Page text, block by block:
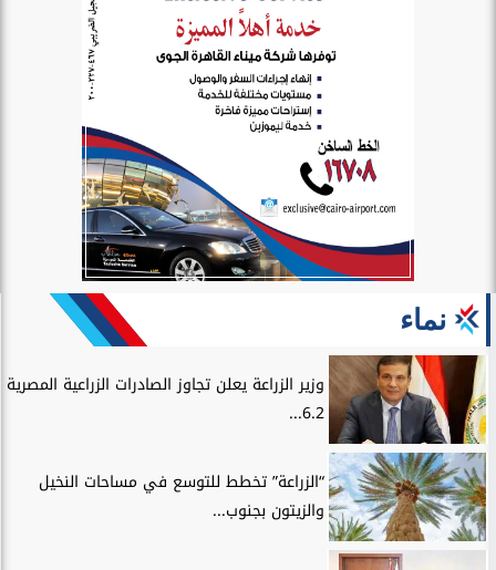
نماء
وزير الزراعة يعلن تجاوز الصادرات الزراعية المصرية
6.2...
“الزراعة” تخطط للتوسع في مساحات النخيل
والزيتون بجنوب...